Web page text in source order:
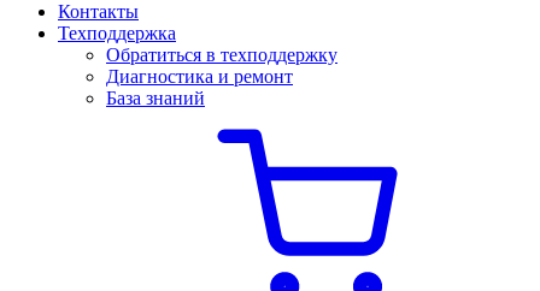
Контакты
Техподдержка
Обратиться в техподдержку
Диагностика и ремонт
База знаний